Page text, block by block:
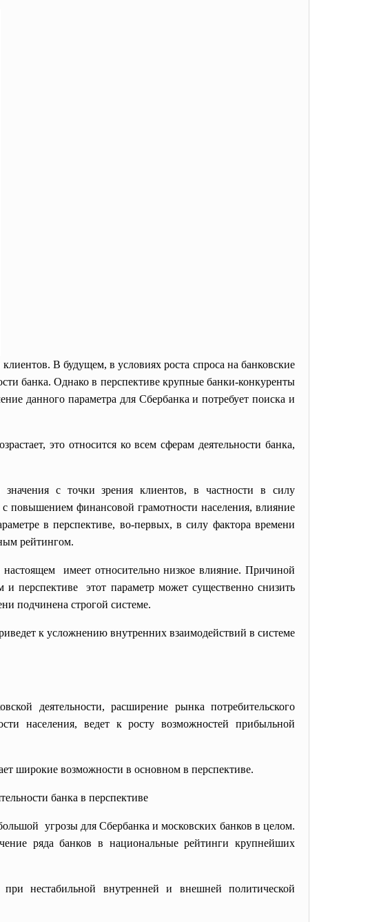
В будущем, в условиях роста спроса на банковские
банка. Однако в перспективе крупные банки-конкуренты
данного параметра для Сбербанка и потребует поиска и
это относится ко всем сферам деятельности банка,
с точки зрения клиентов, в частности в силу
повышением финансовой грамотности населения, влияние
в перспективе, во-первых, в силу фактора времени
рейтингом.
имеет относительно низкое влияние. Причиной
перспективе этот параметр может существенно снизить
подчинена строгой системе.
к усложнению внутренних взаимодействий в системе
деятельности, расширение рынка потребительского
населения, ведет к росту возможностей прибыльной
широкие возможности в основном в перспективе.
банка в перспективе
угрозы для Сбербанка и московских банков в целом.
ряда банков в национальные рейтинги крупнейших
нестабильной внутренней и внешней политической